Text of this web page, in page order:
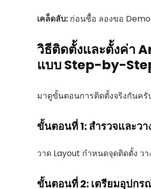
เคล็ดลับ: ก่อนซื้อ ลองขอ
วิธีติดตั้งและตั้งค่า
แบบ Step-by-
มาดูขั้นตอนการติดตั้งจริงกันครั
ขั้นตอนที่ 1: สำรวจและว
วาด Layout กำหนดจุดติดตั้ง ว
ขั้นตอนที่ 2: เตรียมอุปกร